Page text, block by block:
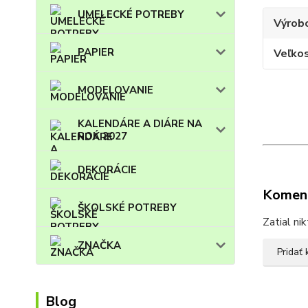
UMELECKÉ POTREBY
PAPIER
MODELOVANIE
KALENDÁRE A DIÁRE NA
ROK 2027
DEKORÁCIE
ŠKOLSKÉ POTREBY
ZNAČKA
Blog
Zatial
Pridať